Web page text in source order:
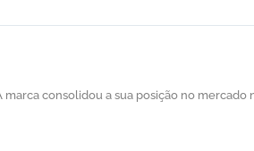
marca consolidou a sua posição no